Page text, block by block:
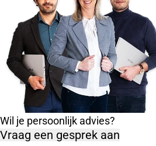
Wil je persoonlijk advies?
Vraag een gesprek aan